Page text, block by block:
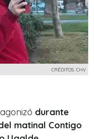
CRÉDITOS: CHV
durante
matinal Contigo